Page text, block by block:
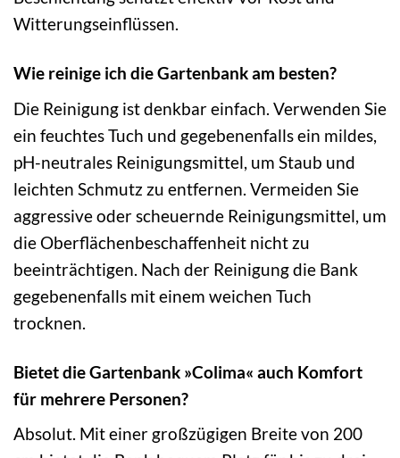
Witterungseinflüssen.
Wie reinige ich die Gartenbank am besten?
Die Reinigung ist denkbar einfach. Verwenden Sie
ein feuchtes Tuch und gegebenenfalls ein mildes,
pH-neutrales Reinigungsmittel, um Staub und
leichten Schmutz zu entfernen. Vermeiden Sie
aggressive oder scheuernde Reinigungsmittel, um
die Oberflächenbeschaffenheit nicht zu
beeinträchtigen. Nach der Reinigung die Bank
gegebenenfalls mit einem weichen Tuch
trocknen.
Bietet die Gartenbank »Colima« auch Komfort
für mehrere Personen?
Absolut. Mit einer großzügigen Breite von 200